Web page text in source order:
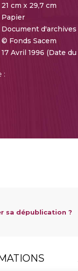
21 cm x 29,7 cm
Papier
Document d'archives
© Fonds Sacem
17 Avril 1996 (Date
:
sa dépublication ?